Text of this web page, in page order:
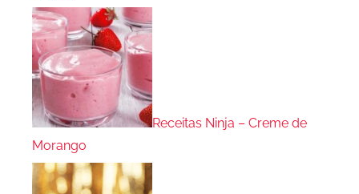
Receitas Ninja – Creme de
Morango